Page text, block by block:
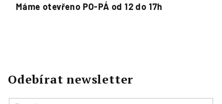
Máme otevřeno PO-PÁ od 12 do 17h
Odebírat newsletter